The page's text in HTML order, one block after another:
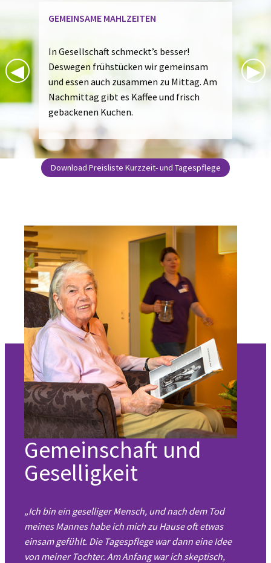
Previous Slide
◀︎ ▶︎
KREATIVES GESTALTEN
Egal, ob Sie gern basteln, stricken, häkeln
oder mit Farbe und Pinsel kleine
Kunstwerke schaffen – der Kreativität
unserer Gäste setzen wir in unserer
Tagespflege keine Grenzen!
Download Preisliste Kurzzeit- und Tagespflege
Gemeinschaft und
Geselligkeit
„Ich bin ein geselliger Mensch, und nach dem Tod
meines Mannes habe ich mich zu Hause oft etwas
einsam gefühlt. Die Tagespflege war dann eine Idee
von meiner Tochter. Am Anfang war ich skeptisch,